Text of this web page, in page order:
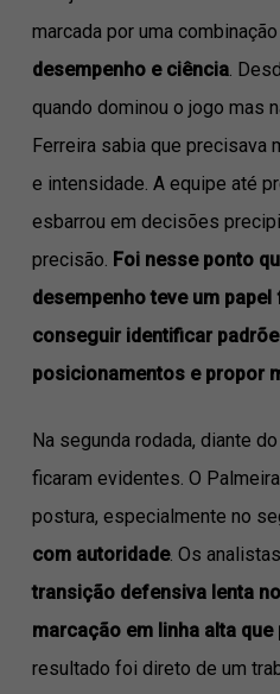
marcada por uma
desempenho e ciência.
quando dominou o jogo mas
Ferreira sabia que precisava
e intensidade. A equipe até
esbarrou em decisões
precisão. Foi nesse ponto
desempenho teve um
conseguir identificar
posicionamentos e propor
Na segunda rodada, diante
ficaram evidentes. O
postura, especialmente no
com autoridade. Os
transição defensiva lenta
marcação em linha alta
resultado foi direto de um